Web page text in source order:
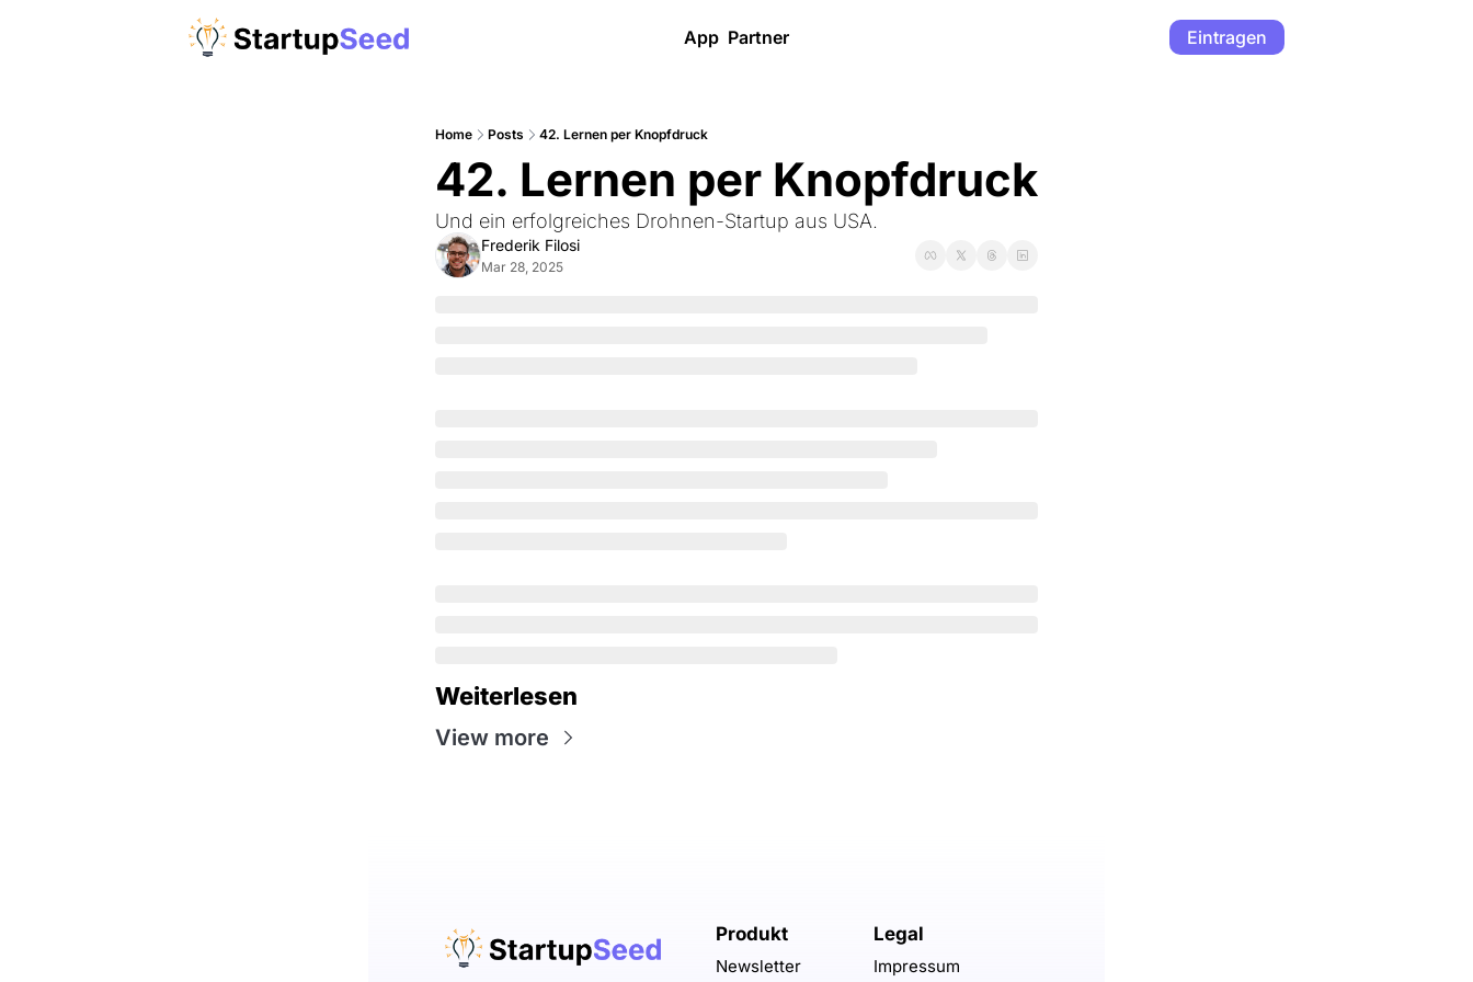
App Partner Eintragen
Home Posts 42. Lernen per Knopfdruck
42. Lernen per Knopfdruck
Und ein erfolgreiches Drohnen-Startup aus USA.
Frederik Filosi
Mar 28, 2025
Weiterlesen
View more
Produkt
Newsletter
Legal
Impressum